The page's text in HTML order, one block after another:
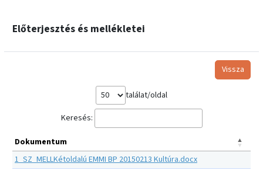
Előterjesztés és mellékletei
Vissza
találat/oldal
Keresés:
Dokumentum
1_SZ_MELLKétoldalú EMMI BP 20150213 Kultúra.docx